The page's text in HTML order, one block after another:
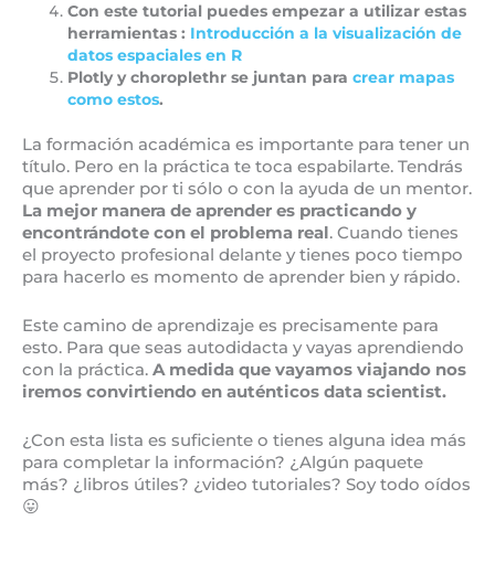
Con este tutorial puedes empezar a utilizar estas
herramientas : Introducción a la visualización de
datos espaciales en R
Plotly y choroplethr se juntan paracrear mapas
como estos.
La formación académica es importante para tener un
título. Pero en la práctica te toca espabilarte. Tendrás
que aprender por ti sólo o con la ayuda de un mentor.
La mejor manera de aprender es practicando y
encontrándote con el problema real. Cuando tienes
el proyecto profesional delante y tienes poco tiempo
para hacerlo es momento de aprender bien y rápido.
Este camino de aprendizaje es precisamente para
esto. Para que seas autodidacta y vayas aprendiendo
con la práctica. A medida que vayamos viajando nos
iremos convirtiendo en auténticos data scientist.
¿Con esta lista es suficiente o tienes alguna idea más
para completar la información? ¿Algún paquete
más? ¿libros útiles? ¿video tutoriales? Soy todo oídos
😛